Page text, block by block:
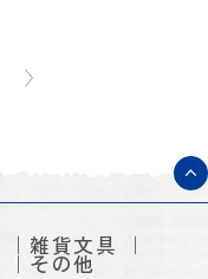
雑貨文具
その他